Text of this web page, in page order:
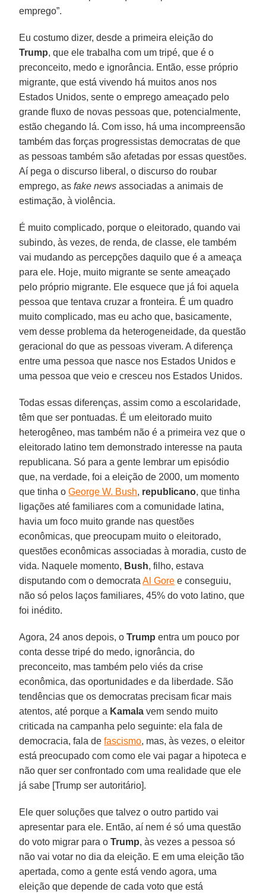
emprego”.
Eu costumo dizer, desde a primeira eleição do
Trump, que ele trabalha com um tripé, que é o
preconceito, medo e ignorância. Então, esse próprio
migrante, que está vivendo há muitos anos nos
Estados Unidos, sente o emprego ameaçado pelo
grande fluxo de novas pessoas que, potencialmente,
estão chegando lá. Com isso, há uma incompreensão
também das forças progressistas democratas de que
as pessoas também são afetadas por essas questões.
Aí pega o discurso liberal, o discurso do roubar
emprego, asfake news associadas a animais de
estimação, à violência.
É muito complicado, porque o eleitorado, quando vai
subindo, às vezes, de renda, de classe, ele também
vai mudando as percepções daquilo que é a ameaça
para ele. Hoje, muito migrante se sente ameaçado
pelo próprio migrante. Ele esquece que já foi aquela
pessoa que tentava cruzar a fronteira. É um quadro
muito complicado, mas eu acho que, basicamente,
vem desse problema da heterogeneidade, da questão
geracional do que as pessoas viveram. A diferença
entre uma pessoa que nasce nos Estados Unidos e
uma pessoa que veio e cresceu nos Estados Unidos.
Todas essas diferenças, assim como a escolaridade,
têm que ser pontuadas. É um eleitorado muito
heterogêneo, mas também não é a primeira vez que o
eleitorado latino tem demonstrado interesse na pauta
republicana. Só para a gente lembrar um episódio
que, na verdade, foi a eleição de 2000, um momento
que tinha oGeorge W. Bush, republicano, que tinha
ligações até familiares com a comunidade latina,
havia um foco muito grande nas questões
econômicas, que preocupam muito o eleitorado,
questões econômicas associadas à moradia, custo de
vida. Naquele momento, Bush, filho, estava
disputando com o democrataAl Gore e conseguiu,
não só pelos laços familiares, 45% do voto latino, que
foi inédito.
Agora, 24 anos depois, oTrump entra um pouco por
conta desse tripé do medo, ignorância, do
preconceito, mas também pelo viés da crise
econômica, das oportunidades e da liberdade. São
tendências que os democratas precisam ficar mais
atentos, até porque a Kamala vem sendo muito
criticada na campanha pelo seguinte: ela fala de
democracia, fala defascismo, mas, às vezes, o eleitor
está preocupado com como ele vai pagar a hipoteca e
não quer ser confrontado com uma realidade que ele
já sabe [Trump ser autoritário].
Ele quer soluções que talvez o outro partido vai
apresentar para ele. Então, aí nem é só uma questão
do voto migrar para oTrump, às vezes a pessoa só
não vai votar no dia da eleição. E em uma eleição tão
apertada, como a gente está vendo agora, uma
eleição que depende de cada voto que está